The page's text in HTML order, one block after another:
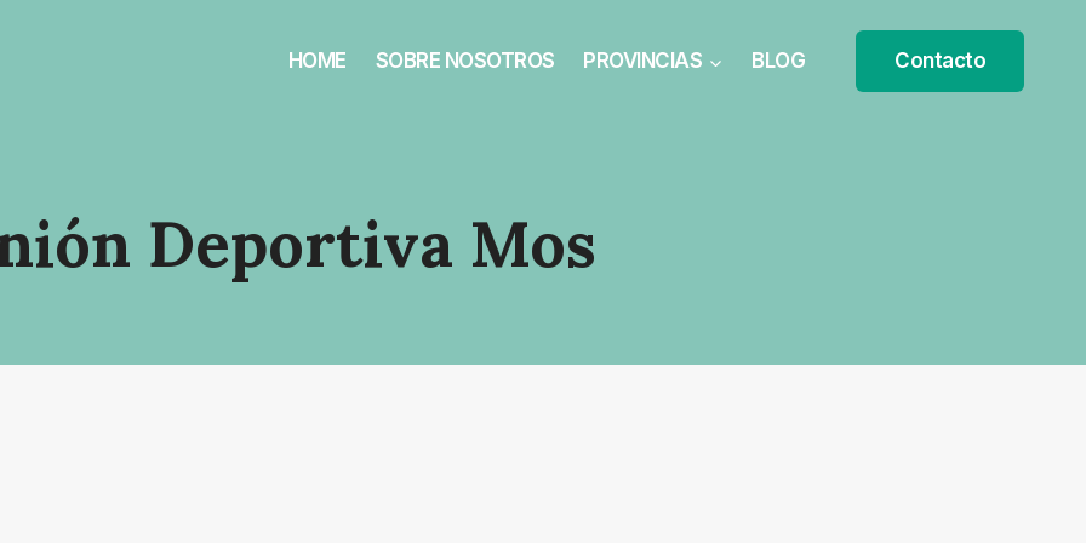
HOME SOBRE NOSOTROS PROVINCIAS BLOG Contacto
Deportiva Mos